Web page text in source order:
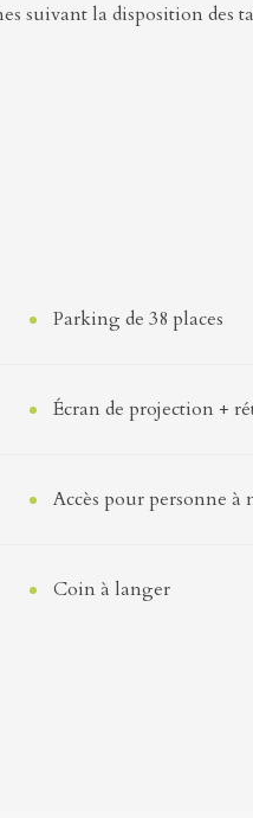
suivant la disposition des
Parking de 38 places
Écran de projection +
Accès pour personne
Coin à langer